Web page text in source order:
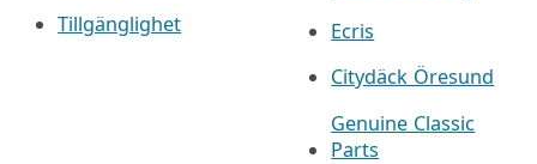
Tillgänglighet
Ecris
Citydäck Öresund
Genuine Classic
Parts